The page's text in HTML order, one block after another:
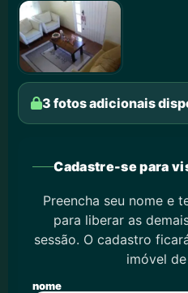
3 fotos adicionais
Cadastre-se para
Preencha seu nome e
para liberar as
sessão. O cadastro
imóvel
nome